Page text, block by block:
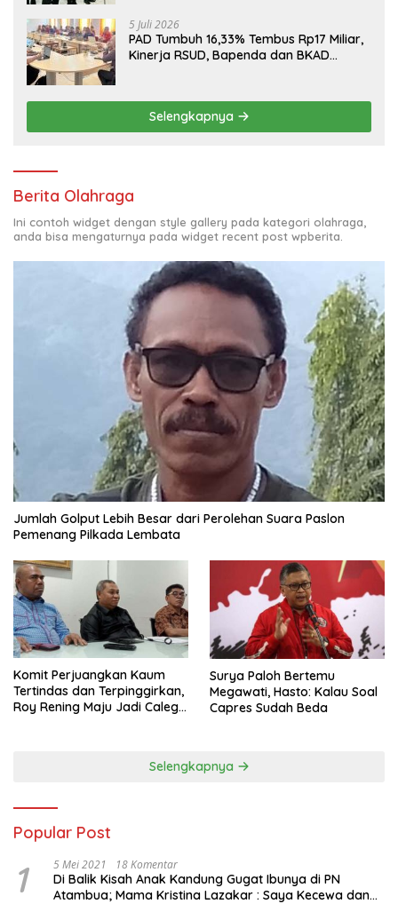
5 Juli 2026
PAD Tumbuh 16,33% Tembus Rp17 Miliar,
Kinerja RSUD, Bapenda dan BKAD
Selengkapnya
Berita Olahraga
Ini contoh widget dengan style gallery pada kategori olahraga,
anda bisa mengaturnya pada widget recent post wpberita.
Jumlah Golput Lebih Besar dari Perolehan Suara Paslon
Pemenang Pilkada Lembata
Komit Perjuangkan Kaum
Tertindas dan Terpinggirkan,
Roy Rening Maju Jadi Caleg
Surya Paloh Bertemu
Megawati, Hasto: Kalau Soal
Capres Sudah Beda
Selengkapnya
Popular Post
1 5 Mei 2021 18 Komentar
Di Balik Kisah Anak Kandung Gugat Ibunya di PN
Atambua; Mama Kristina Lazakar : Saya Kecewa dan